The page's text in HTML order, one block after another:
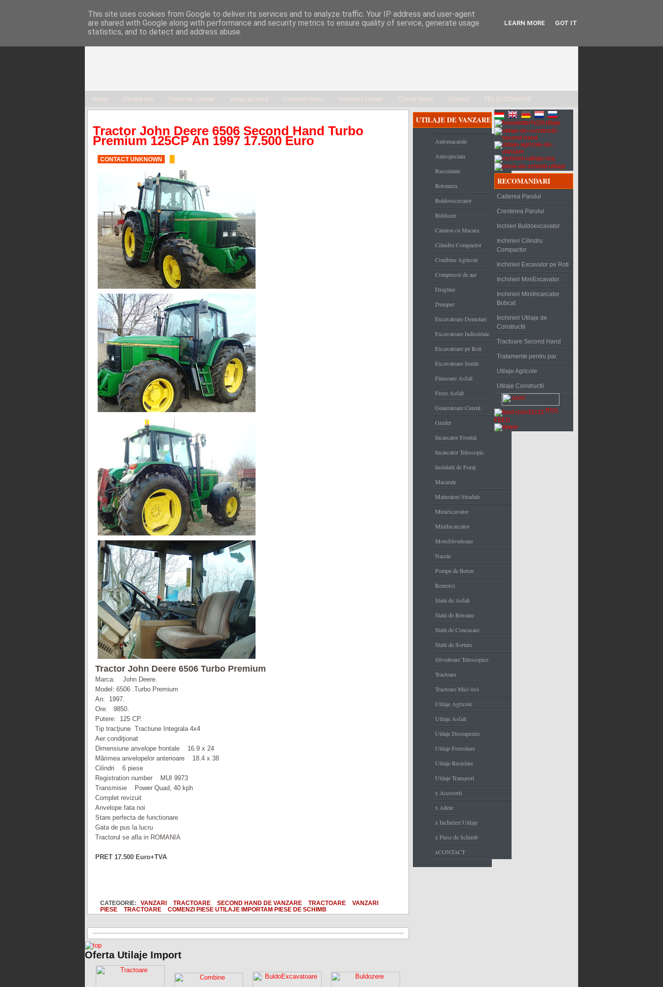
Home Despre Noi Vreau sa cumpar Vreau sa vand Comenzi Piese Inchiriere Utilaje Clientii Nostri Contact TEL 0720546006
Tractor John Deere 6506 Second Hand Turbo
Premium 125CP An 1997 17.500 Euro
CONTACT UNKNOWN
Tractor John Deere 6506 Turbo Premium
Marca: John Deere.
Model: 6506 .Turbo Premium
An: 1997.
Ore: 9850.
Putere: 125 CP.
Tip tracţiune Tractiune Integrala 4x4
Aer condiţionat
Dimensiune anvelope frontale 16.9 x 24
Mărimea anvelopelor anterioare 18.4 x 38
Cilindri 6 piese
Registration number MUI 9973
Transmisie Power Quad, 40 kph
Complet revizuit
Anvelope fata noi
Stare perfecta de functionare
Gata de pus la lucru
Tractorul se afla in ROMANIA
PRET 17.500 Euro+TVA
CATEGORIE: VANZARI TRACTOARE SECOND HAND DE VANZARE TRACTOARE
VANZARI
PIESE
TRACTOARE COMENZI PIESE UTILAJE IMPORTAM PIESE DE SCHIMB
Oferta Utilaje Import
UTILAJE DE VANZARE
Automacarale
Autospeciala
Basculante
Betoniera
Buldoexcavator
Buldozer
Camion cu Macara
Cilindru Compactor
Combine Agricole
Compresor de aer
Dragline
Dumper
Excavatoare Demolari
Excavatoare Industriale
Excavatoare pe Roti
Excavatoare Senile
Finisoare Asfalt
Freze Asfalt
Generatoare Curent
Greder
Incarcator Frontal
Incarcator Telescopic
Instalatii de Foraj
Macarale
Maturatori Stradale
Miniexcavator
MiniIncarcator
MotoStivuitoare
Nacele
Pompe de Beton
Remorci
Statii de Asfalt
Statii de Betoane
Statii de Concasare
Statii de Sortare
Stivuitoare Telescopice
Tractoare
Tractoare Mici 4x4
Utilaje Agricole
Utilaje Asfalt
Utilaje Deszapezire
Utilaje Forestiere
Utilaje Reciclare
Utilaje Transport
x Accesorii
x Altele
x Inchirieri Utilaje
x Piese de Schimb
xCONTACT
RECOMANDARI
Caderea Parului
Cresterea Parului
Inchieri Buldoexcavator
Inchirieri Cilindru
Compactor
Inchirieri Excavator pe Roti
Inchirieri MiniExcavator
Inchirieri MiniIncarcator
Bobcat
Inchirieri Utilaje de
Constructii
Tractoare Second Hand
Tratamente pentru par
Utilaje Agricole
Utilaje Constructii
RSS
FEED
This site uses cookies from Google to deliver its services and to analyze traffic. Your IP address and user-agent
are shared with Google along with performance and security metrics to ensure quality of service, generate usage
statistics, and to detect and address abuse.
LEARN MORE GOT IT